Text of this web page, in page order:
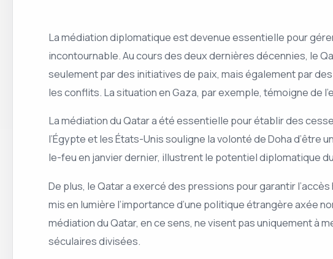
La médiation diplomatique est devenue essentielle pour
incontournable. Au cours des deux dernières décennies, le
seulement par des initiatives de paix, mais également par
les conflits. La situation en Gaza, par exemple, témoigne de
La médiation du Qatar a été essentielle pour établir des
l’Égypte et les États-Unis souligne la volonté de Doha
le-feu en janvier dernier, illustrent le potentiel diplomatique
De plus, le Qatar a exercé des pressions pour garantir
mis en lumière l’importance d’une politique étrangère axée
médiation du Qatar, en ce sens, ne visent pas uniquement à
séculaires divisées.